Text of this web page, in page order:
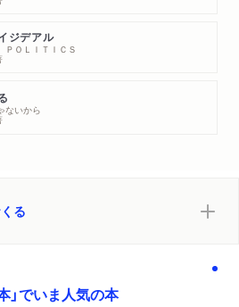
」で田島悠紀子さんに紹介され
載されました。「日本では社
タビューが掲載されました。(インタ
）、柏原美菜さん（高２）) 「社会の理
ジデアル
ＯＬＩＴＩＣＳ
ないから
る
」でいま人気の本